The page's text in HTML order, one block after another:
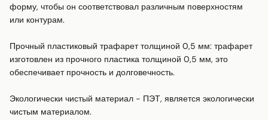
форму, чтобы он соответствовал различным поверхностям
или контурам.
Прочный пластиковый трафарет толщиной 0,5 мм: трафарет
изготовлен из прочного пластика толщиной 0,5 мм, это
обеспечивает прочность и долговечность.
Экологически чистый материал - ПЭТ, является экологически
чистым материалом.